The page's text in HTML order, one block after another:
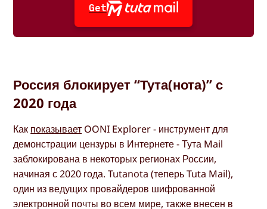
Get
Россия блокирует “Тута(нота)” с
2020 года
Как показывает OONI Explorer - инструмент для
демонстрации цензуры в Интернете - Тута Mail
заблокирована в некоторых регионах России,
начиная с 2020 года. Tutanota (теперь Tuta Mail),
один из ведущих провайдеров шифрованной
электронной почты во всем мире, также внесен в